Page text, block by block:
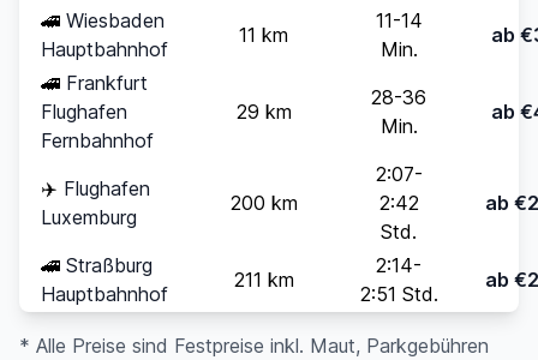
🚄 Wiesbaden
Hauptbahnhof
11 km
11-14
Min.
ab
🚄 Frankfurt
Flughafen
Fernbahnhof
29 km
28-36
Min.
ab
✈️ Flughafen
Luxemburg
200 km
2:07-
2:42
Std.
ab
🚄 Straßburg
Hauptbahnhof
211 km
2:14-
2:51 Std.
ab
* Alle Preise sind Festpreise inkl. Maut, Parkgebühren